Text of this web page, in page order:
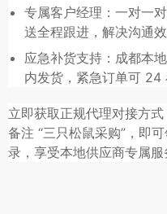
专属客户经理：一对一
送全程跟进，解决沟通效
应急补货支持：成都本
内发货，紧急订单可 24
立即获取正规代理对接方
备注 “三只松鼠采购”，即
录，享受本地供应商专属服